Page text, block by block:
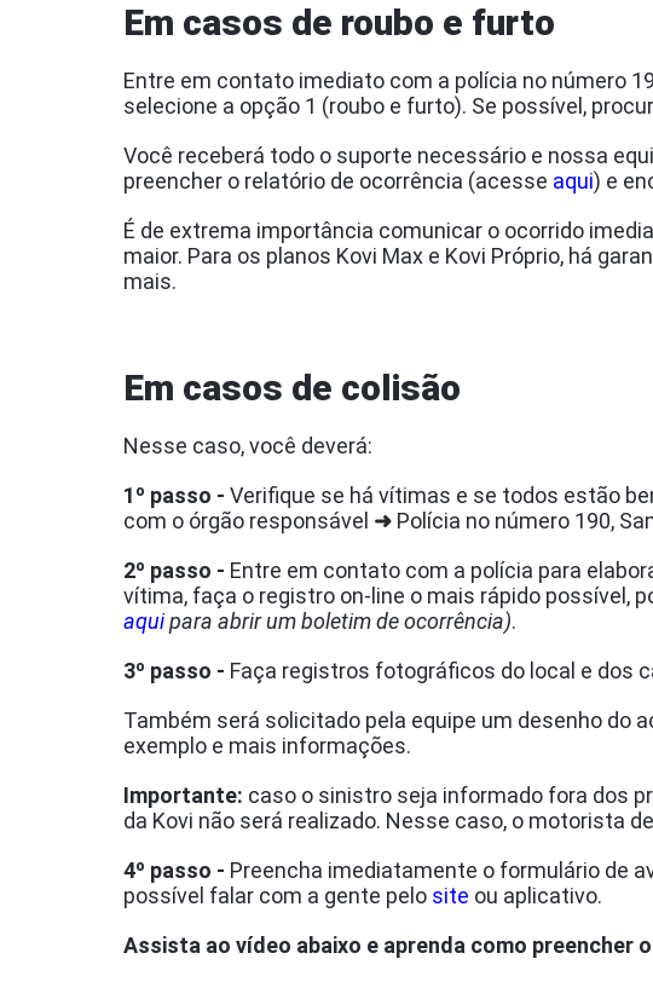
Em casos de roubo e furto
Entre em contato imediato com a polícia no número
selecione a opção 1 (roubo e furto). Se possível,
Você receberá todo o suporte necessário e nossa
preencher o relatório de ocorrência (acesse aqui) e
É de extrema importância comunicar o ocorrido
maior. Para os planos Kovi Max e Kovi Próprio, há
mais.
Em casos de colisão
Nesse caso, você deverá:
1º passo - Verifique se há vítimas e se todos estão
com o órgão responsável ➜ Polícia no número 190,
2º passo - Entre em contato com a polícia para
vítima, faça o registro on-line o mais rápido possível,
aquipara abrir um boletim de ocorrência).
3º passo - Faça registros fotográficos do local e dos
Também será solicitado pela equipe um desenho do
exemplo e mais informações.
Importante: caso o sinistro seja informado fora dos
da Kovi não será realizado. Nesse caso, o motorista
4º passo - Preencha imediatamente o formulário de
possível falar com a gente pelo site ou aplicativo.
Assista ao vídeo abaixo e aprenda como preencher